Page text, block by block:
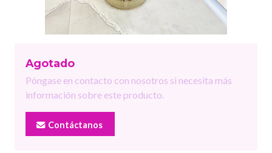
Agotado
Póngase en contacto con nosotros si necesita más
información sobre este producto.
Contáctanos